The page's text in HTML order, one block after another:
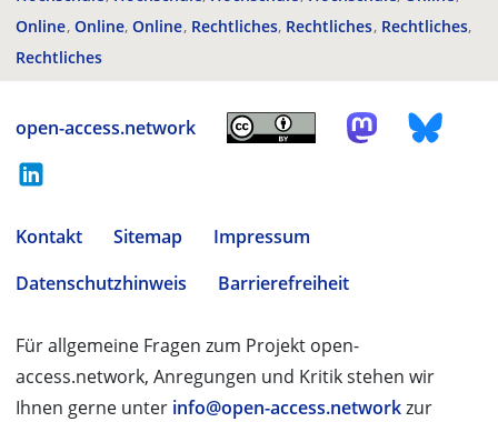
Online Online Online Rechtliches Rechtliches Rechtliches
Rechtliches
open-access.network
Kontakt Sitemap
Impressum
Datenschutzhinweis
Barrierefreiheit
Für allgemeine Fragen zum Projekt open-
access.network, Anregungen und Kritik stehen wir
Ihnen gerne unter info@open-access.networkzur